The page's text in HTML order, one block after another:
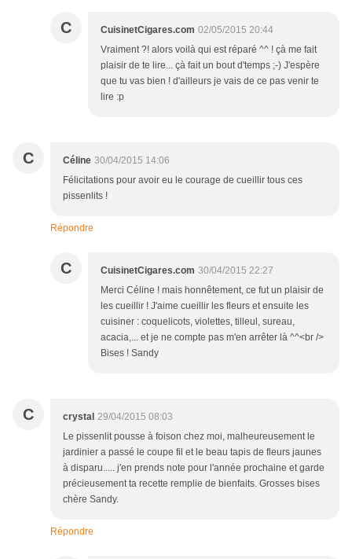
C CuisinetCigares.com 02/05/2015 20:44
Vraiment ?! alors voilà qui est réparé ^^ ! çà me fait
plaisir de te lire... çà fait un bout d'temps ;-) J'espère
que tu vas bien ! d'ailleurs je vais de ce pas venir te
lire :p
C Céline 30/04/2015 14:06
Félicitations pour avoir eu le courage de cueillir tous ces
pissenlits !
Répondre
C CuisinetCigares.com 30/04/2015 22:27
Merci Céline ! mais honnêtement, ce fut un plaisir de
les cueillir ! J'aime cueillir les fleurs et ensuite les
cuisiner : coquelicots, violettes, tilleul, sureau,
acacia,... et je ne compte pas m'en arrêter là ^^<br />
Bises ! Sandy
C crystal 29/04/2015 08:03
Le pissenlit pousse à foison chez moi, malheureusement le
jardinier a passé le coupe fil et le beau tapis de fleurs jaunes
à disparu..... j'en prends note pour l'année prochaine et garde
précieusement ta recette remplie de bienfaits. Grosses bises
chère Sandy.
Répondre